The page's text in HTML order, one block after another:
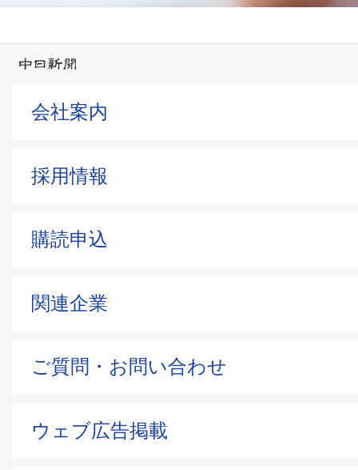
会社案内
採用情報
購読申込
関連企業
ご質問・お問い合わせ
ウェブ広告掲載